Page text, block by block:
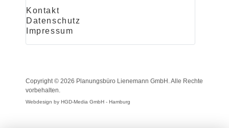
Kontakt
Datenschutz
Impressum
Copyright © 2026 Planungsbüro Lienemann GmbH. Alle Rechte
vorbehalten.
Webdesign by HGD-Media GmbH - Hamburg